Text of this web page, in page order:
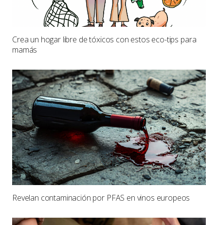
Crea un hogar libre de tóxicos con estos eco-tips para
mamás
Revelan contaminación por PFAS en vinos europeos